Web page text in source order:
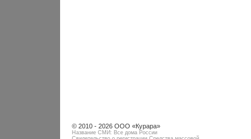
© 2010 - 2026 ООО «Курара»
Название СМИ: Все дома России